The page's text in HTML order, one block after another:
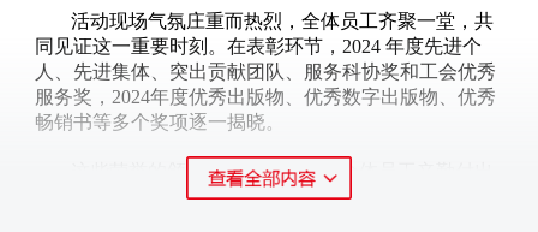
活动现场气氛庄重而热烈，全体员工齐聚一堂，共
同见证这一重要时刻。在表彰环节，2024 年度先进个
人、先进集体、突出贡献团队、服务科协奖和工会优秀
服务奖，2024年度优秀出版物、优秀数字出版物、优秀
畅销书等多个奖项逐一揭晓。
这些荣誉的颁发，是对过去一年全体员工辛勤付出
的高度肯定，也是对出版社在学术出版、科普传播等领